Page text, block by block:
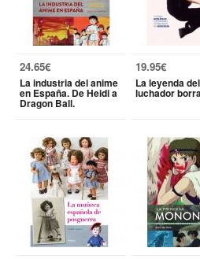
24.65€
La industria del anime
en España. De Heidi a
Dragon Ball.
19.95€
La leyenda del
luchador